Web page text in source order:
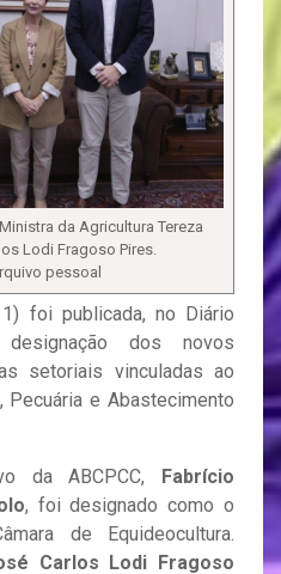
da Agricultura Tereza
Lodi Fragoso Pires.
pessoal
foi publicada, no Diário
dos novos
setoriais vinculadas ao
Pecuária e Abastecimento
da ABCPCC,
Fabrício
, foi designado como o
de Equideocultura.
Carlos Lodi Fragoso